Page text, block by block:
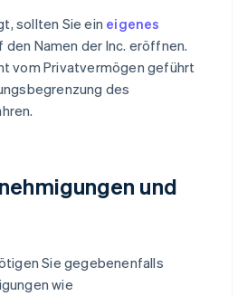
sollten Sie ein eigenes
den Namen der Inc. eröffnen.
vom Privatvermögen geführt
des
und
Sie gegebenenfalls
wie